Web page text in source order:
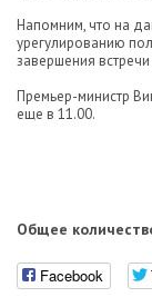
Напомним, что на
урегулированию
завершения
Премьер-министр
еще в 11.00.
Общее
Facebook